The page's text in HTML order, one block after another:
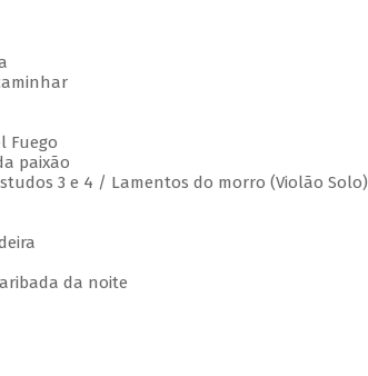
Fuego
paixão
3 e 4 / Lamentos do morro (Violão Solo)
da noite